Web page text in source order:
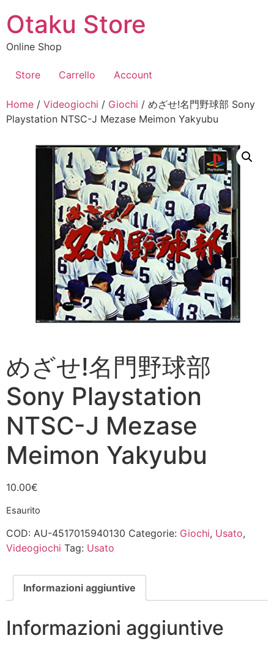
contenuto
Otaku Store
Online Shop
Store Carrello Account
Home / Videogiochi / Giochi / めざせ!名門野球部 Sony
Playstation NTSC-J Mezase Meimon Yakyubu
めざせ!名門野球部
Sony Playstation
NTSC-J Mezase
Meimon Yakyubu
10.00€
Esaurito
COD: AU-4517015940130 Categorie: Giochi, Usato,
Videogiochi Tag: Usato
Informazioni aggiuntive
Informazioni aggiuntive